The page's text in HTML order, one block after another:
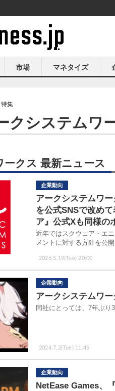
市場 マネタイズ
集
クシステムワ
クス 最新ニュース
企業動向
2026.5.19(Tue) 20:00
アークシステムワ
を公式SNSで改め
ア』公式Xも同様の
近年ではスクウェア・エ
メントに対する方針を公開
企業動向
2024.7.2(Tue) 11:45
アークシステムワ
同社にとっては、7年ぶり
企業動向
NetEase Games、